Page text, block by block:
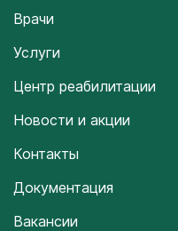
Врачи
Услуги
Центр реабилитации
Новости и акции
Контакты
Документация
Вакансии